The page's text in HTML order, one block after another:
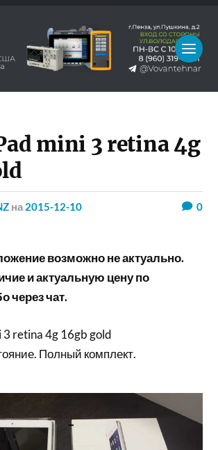
mini 3 retina 4g
на 2015-12-10 0
возможно не актуально.
и актуальную цену по
через чат.
3 retina 4g 16gb gold
Полный комплект.